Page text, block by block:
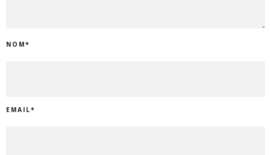
NOM*
EMAIL*